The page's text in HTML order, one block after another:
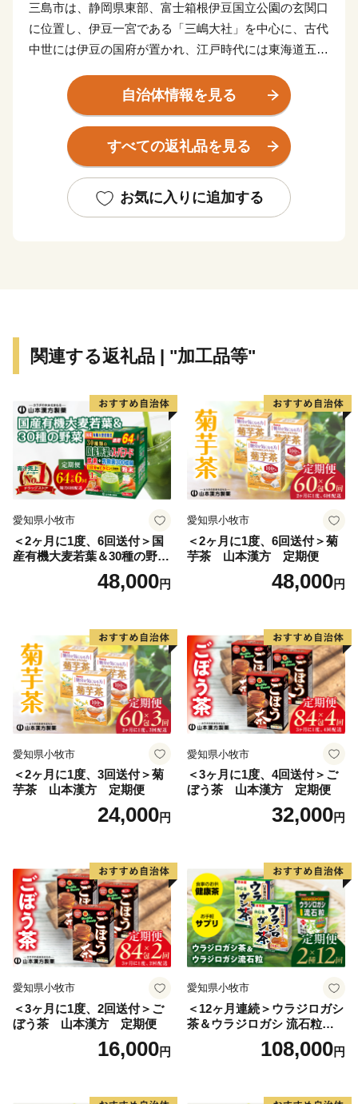
三島市は、静岡県東部、富士箱根伊豆国立公園の玄関口
に位置し、伊豆一宮である「三嶋大社」を中心に、古代
中世には伊豆の国府が置かれ、江戸時代には東海道五十
まちです。
現在では、東海道新幹線と東海道本線、伊豆箱根鉄道の
乗り入れる三島駅や駿河湾環状道路など、交通アクセス
は抜群で、地域住民にとっては首都圏への通勤・通学が
伊豆や箱根など観光地への玄関口として、静岡県東部の
重要な役割を担っています。
臭さを消し、蛋白質を減らすことなく、余分な脂肪分だ
箱根の西側、標高50m以上の山の斜面に広がる畑では、
古くから三島大根、三島甘藷、三島人参など、高品質の
露地野菜を栽培しています。なかでも三島馬鈴薯は、平
成28年10月、全国で18番目に国の地理的表示保護制度
(GI)に登録されるなど、高い評価を受けています。「三
名物です。
自治体情報を見る
すべての返礼品を見る
お気に入りに追加する
関連する返礼品 | "加工品等"
愛知県小牧市
＜2ヶ月に1度、6回送付＞国
産有機大麦若葉＆30種の野
菜 山本漢方 定期便
48,000円
愛知県小牧市
＜2ヶ月に1度、6回送付＞菊
芋茶 山本漢方 定期便
48,000円
愛知県小牧市
＜2ヶ月に1度、3回送付＞菊
芋茶 山本漢方 定期便
24,000円
愛知県小牧市
＜3ヶ月に1度、4回送付＞ご
ぼう茶 山本漢方 定期便
32,000円
愛知県小牧市
＜3ヶ月に1度、2回送付＞ご
ぼう茶 山本漢方 定期便
16,000円
愛知県小牧市
＜12ヶ月連続＞ウラジロガシ
茶＆ウラジロガシ 流石粒
山本漢方 定期便108,000円